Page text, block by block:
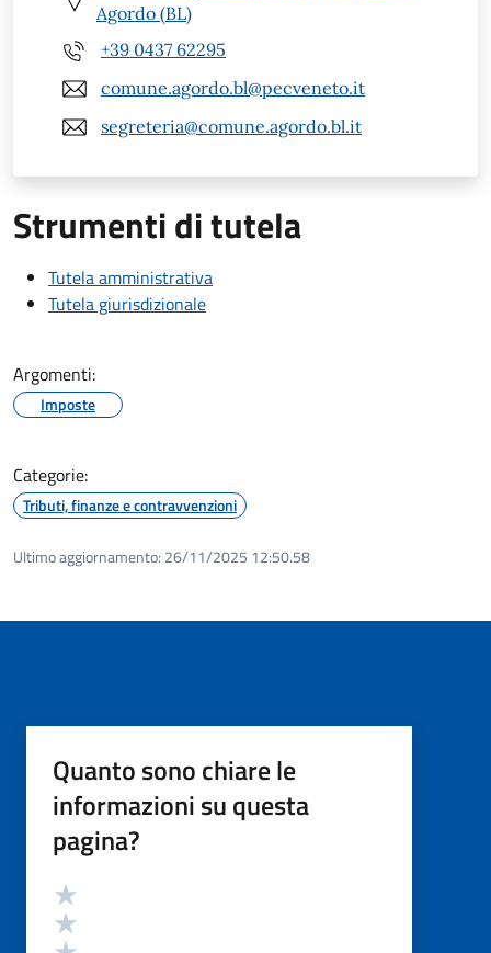
Agordo (BL)
+39 0437 62295
comune.agordo.bl@pecveneto.it
segreteria@comune.agordo.bl.it
Strumenti di tutela
Tutela amministrativa
Tutela giurisdizionale
Argomenti:
Imposte
Categorie:
Tributi, finanze e contravvenzioni
Ultimo aggiornamento: 26/11/2025 12:50.58
Quanto sono chiare le
informazioni su questa
pagina?
Valutazione